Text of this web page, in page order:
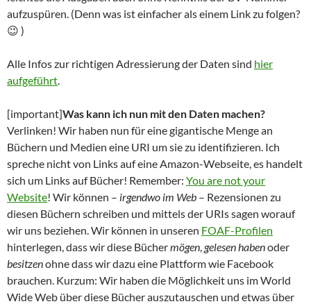
aufzuspüren. (Denn was ist einfacher als einem Link zu folgen?
😉 )
Alle Infos zur richtigen Adressierung der Daten sind hier
aufgeführt.
[important]Was kann ich nun mit den Daten machen?
Verlinken! Wir haben nun für eine gigantische Menge an
Büchern und Medien eine URI um sie zu identifizieren. Ich
spreche nicht von Links auf eine Amazon-Webseite, es handelt
sich um Links auf Bücher! Remember: You are not your
Website! Wir können – irgendwo im Web – Rezensionen zu
diesen Büchern schreiben und mittels der URIs sagen worauf
wir uns beziehen. Wir können in unseren FOAF-Profilen
hinterlegen, dass wir diese Büchermögen, gelesen habenoder
besitzenohne dass wir dazu eine Plattform wie Facebook
brauchen. Kurzum: Wir haben die Möglichkeit uns im World
Wide Web über diese Bücher auszutauschen und etwas über